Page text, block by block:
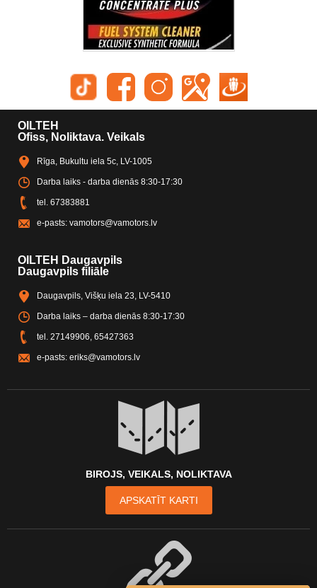
OILTEH
Ofiss, Noliktava. Veikals
Rīga, Bukultu iela 5c, LV-1005
Darba laiks - darba dienās 8:30-17:30
tel. 67383881
e-pasts: vamotors@vamotors.lv
OILTEH Daugavpils
Daugavpils filiāle
Daugavpils, Višķu iela 23, LV-5410
Darba laiks – darba dienās 8:30-17:30
tel. 27149906, 65427363
e-pasts: eriks@vamotors.lv
BIROJS, VEIKALS, NOLIKTAVA
APSKATĪT KARTI